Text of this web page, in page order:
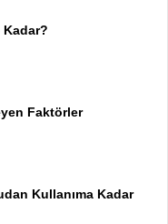
Kadar?
Faktörler
Kullanıma Kadar